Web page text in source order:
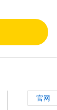
官网